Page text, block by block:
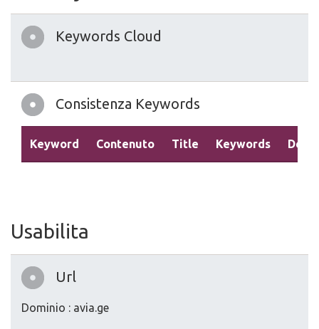
Keywords Cloud
Consistenza Keywords
Keyword Contenuto Title Keywords
Usabilita
Url
Dominio : avia.ge